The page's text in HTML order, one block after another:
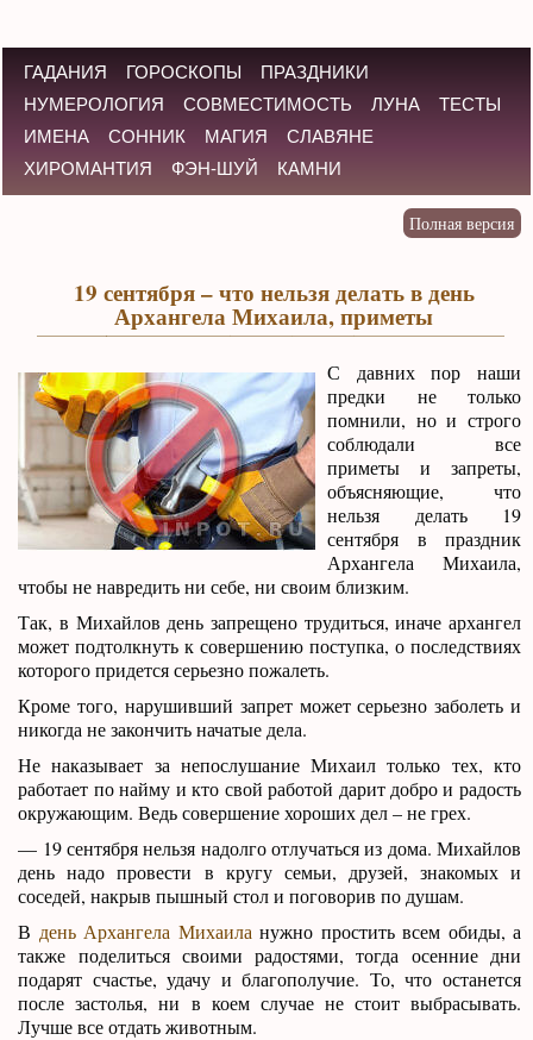
ГАДАНИЯ ГОРОСКОПЫ
ПРАЗДНИКИ
НУМЕРОЛОГИЯ
СОВМЕСТИМОСТЬ ЛУНА
ТЕСТЫ
ИМЕНА
СОННИК МАГИЯ
СЛАВЯНЕ
ХИРОМАНТИЯ
ФЭН-ШУЙ КАМНИ
19 сентября – что нельзя делать в день
Архангела Михаила, приметы
С давних пор наши
предки не только
помнили, но и строго
соблюдали все
приметы и запреты,
объясняющие, что
нельзя делать 19
сентября в праздник
Архангела Михаила,
чтобы не навредить ни себе, ни своим близким.
Так, в Михайлов день запрещено трудиться, иначе архангел
может подтолкнуть к совершению поступка, о последствиях
которого придется серьезно пожалеть.
Кроме того, нарушивший запрет может серьезно заболеть и
никогда не закончить начатые дела.
Не наказывает за непослушание Михаил только тех, кто
работает по найму и кто свой работой дарит добро и радость
окружающим. Ведь совершение хороших дел – не грех.
— 19 сентября нельзя надолго отлучаться из дома. Михайлов
день надо провести в кругу семьи, друзей, знакомых и
соседей, накрыв пышный стол и поговорив по душам.
В день Архангела Михаила нужно простить всем обиды, а
также поделиться своими радостями, тогда осенние дни
подарят счастье, удачу и благополучие. То, что останется
после застолья, ни в коем случае не стоит выбрасывать.
Лучше все отдать животным.